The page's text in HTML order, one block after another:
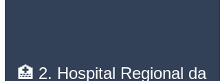
🏥 2. Hospital Regional da